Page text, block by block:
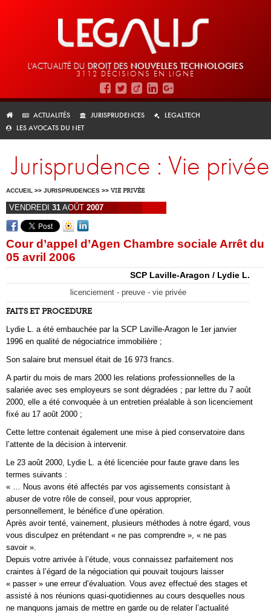
L'ACTUALITÉ DU DROIT DES NOUVELLES TECHNOLOGIES
3112 DÉCISIONS EN LIGNE
ACTUALITÉS JURISPRUDENCES
LEGALTECH
LES AVOCATS DU NET
Jurisprudence : Vie privée
ACCUEIL >> JURISPRUDENCES >> VIE PRIVÉE
VENDREDI 31 AOÛT 2007
Cour d’appel d’Agen Chambre sociale Arrêt du
05 avril 2006
SCP Laville-Aragon / Lydie L.
licenciement - preuve - vie privée
FAITS ET PROCEDURE
Lydie L. a été embauchée par la SCP Laville-Aragon le 1er janvier
1996 en qualité de négociatrice immobilière ;
Son salaire brut mensuel était de 16 973 francs.
A partir du mois de mars 2000 les relations professionnelles de la
salariée avec ses employeurs se sont dégradées ; par lettre du 7 août
2000, elle a été convoquée à un entretien préalable à son licenciement
fixé au 17 août 2000 ;
Cette lettre contenait également une mise à pied conservatoire dans
l’attente de la décision à intervenir.
Le 23 août 2000, Lydie L. a été licenciée pour faute grave dans les
termes suivants :
« … Nous avons été affectés par vos agissements consistant à
abuser de votre rôle de conseil, pour vous approprier,
personnellement, le bénéfice d’une opération.
Après avoir tenté, vainement, plusieurs méthodes à notre égard, vous
vous disculpez en prétendant « ne pas comprendre », « ne pas
savoir ».
Depuis votre arrivée à l’étude, vous connaissez parfaitement nos
craintes à l’égard de la négociation qui pouvait toujours laisser
« passer » une erreur d’évaluation. Vous avez effectué des stages et
assisté à nos réunions quasi-quotidiennes au cours desquelles nous
ne manquons jamais de mettre en garde ou de relater l’actualité